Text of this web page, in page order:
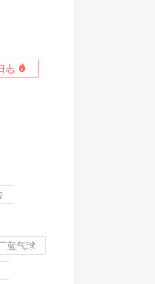
志
蓝气球